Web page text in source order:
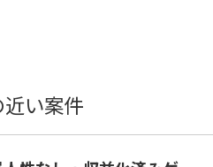
い案件